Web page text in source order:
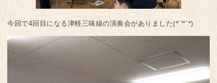
今回で4回目になる津軽三味線の演奏会がありました(*´꒳`*)